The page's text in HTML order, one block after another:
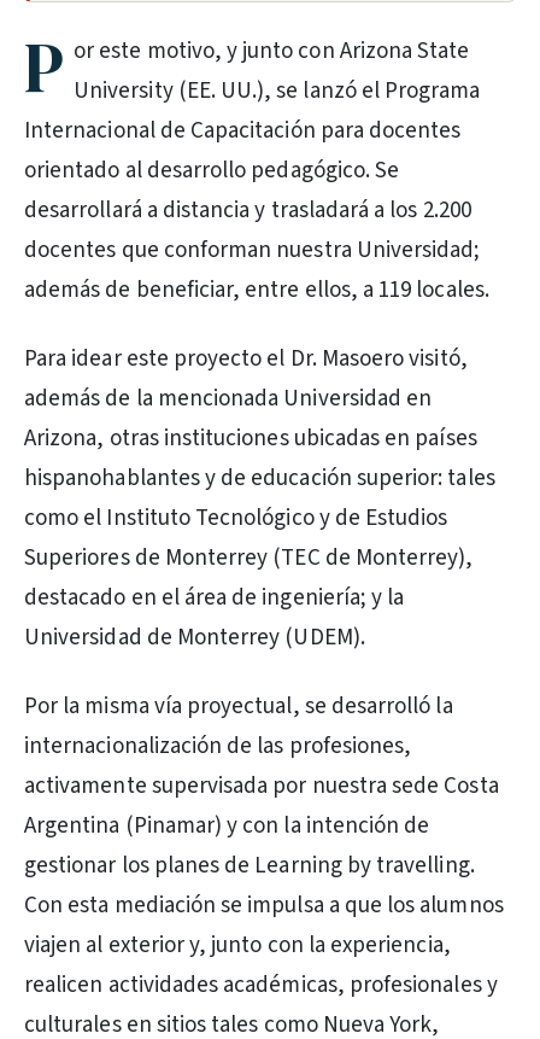
P or este motivo, y junto con Arizona State
University (EE. UU.), se lanzó el Programa
Internacional de Capacitación para docentes
orientado al desarrollo pedagógico. Se
desarrollará a distancia y trasladará a los 2.200
docentes que conforman nuestra Universidad;
además de beneficiar, entre ellos, a 119 locales.
Para idear este proyecto el Dr. Masoero visitó,
además de la mencionada Universidad en
Arizona, otras instituciones ubicadas en países
hispanohablantes y de educación superior: tales
como el Instituto Tecnológico y de Estudios
Superiores de Monterrey (TEC de Monterrey),
destacado en el área de ingeniería; y la
Universidad de Monterrey (UDEM).
Por la misma vía proyectual, se desarrolló la
internacionalización de las profesiones,
activamente supervisada por nuestra sede Costa
Argentina (Pinamar) y con la intención de
gestionar los planes de Learning by travelling.
Con esta mediación se impulsa a que los alumnos
viajen al exterior y, junto con la experiencia,
realicen actividades académicas, profesionales y
culturales en sitios tales como Nueva York,